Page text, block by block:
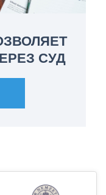
СУД